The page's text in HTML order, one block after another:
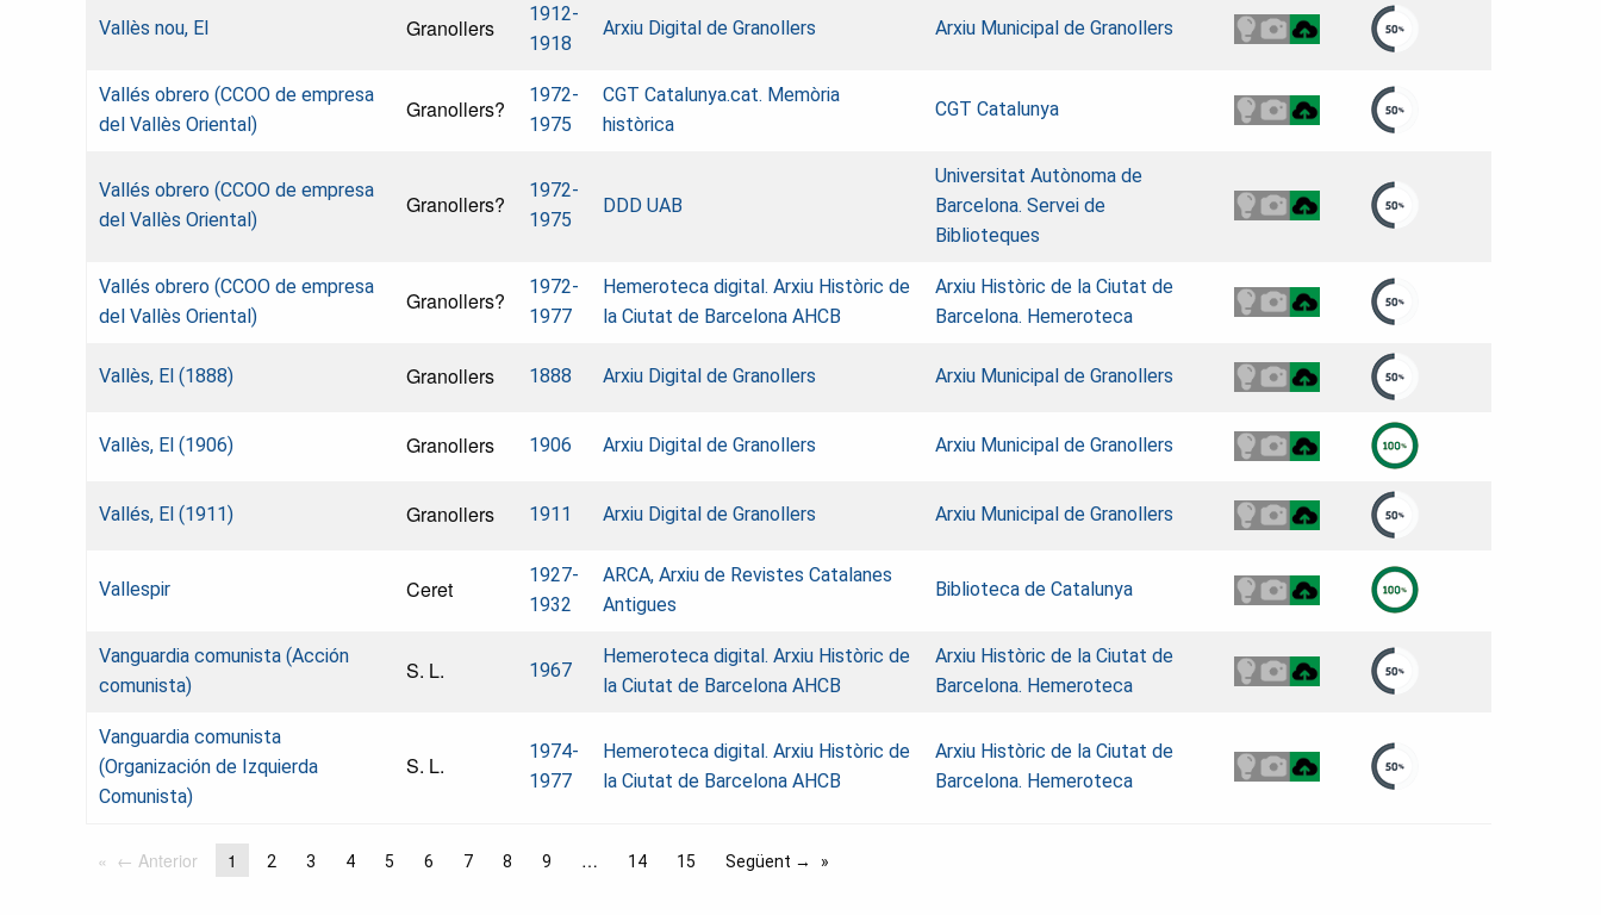
Vallès nou, El Granollers
1912-
1918
Arxiu Digital de Granollers Arxiu Municipal de Granollers
Vallés obrero (CCOO de empresa
del Vallès Oriental)
Granollers?
1972-
1975
CGT Catalunya.cat. Memòria
històrica
CGT Catalunya
Vallés obrero (CCOO de empresa
del Vallès Oriental)
Granollers?
1972-
1975
DDD UAB
Universitat Autònoma de
Barcelona. Servei de
Biblioteques
Vallés obrero (CCOO de empresa
del Vallès Oriental)
Granollers?
1972-
1977
Hemeroteca digital. Arxiu Històric de
la Ciutat de Barcelona AHCB
Arxiu Històric de la Ciutat de
Barcelona. Hemeroteca
Vallès, El (1888) Granollers 1888 Arxiu Digital de Granollers Arxiu Municipal de Granollers
Vallès, El (1906) Granollers 1906 Arxiu Digital de Granollers Arxiu Municipal de Granollers
Vallés, El (1911) Granollers 1911 Arxiu Digital de Granollers Arxiu Municipal de Granollers
Vallespir Ceret
1927-
1932
ARCA, Arxiu de Revistes Catalanes
Antigues
Biblioteca de Catalunya
Vanguardia comunista (Acción
comunista)
S. L. 1967
Hemeroteca digital. Arxiu Històric de
la Ciutat de Barcelona AHCB
Arxiu Històric de la Ciutat de
Barcelona. Hemeroteca
Vanguardia comunista
(Organización de Izquierda
Comunista)
S. L.
1974-
1977
Hemeroteca digital. Arxiu Històric de
la Ciutat de Barcelona AHCB
Arxiu Històric de la Ciutat de
Barcelona. Hemeroteca
← Anterior 1 2 3 4 5 6 7 8 9 14 15 Següent →